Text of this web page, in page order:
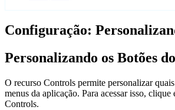
Configuração:
Personalizando os Botões
O recurso Controls permite personalizar
menus da aplicação. Para acessar isso,
Controls.